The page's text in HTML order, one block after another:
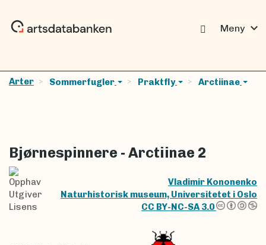
Meny expand_more
Arter Sommerfugler Praktfly Arctiinae
Bjørnespinnere - Arctiinae 2
Opphav
Vladimir Kononenko
Utgiver
Naturhistorisk museum, Universitetet i Oslo
Lisens
CC BY-NC-SA 3.0